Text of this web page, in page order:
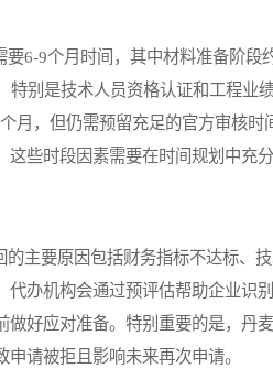
9个月时间，其中材料准备阶段
特别是技术人员资格认证和工程业
月，但仍需预留充足的官方审核
些时段因素需要在时间规划中充分
要原因包括财务指标不达标、技
代办机构会通过预评估帮助企业识
做好应对准备。特别重要的是，丹
请被拒且影响未来再次申请。